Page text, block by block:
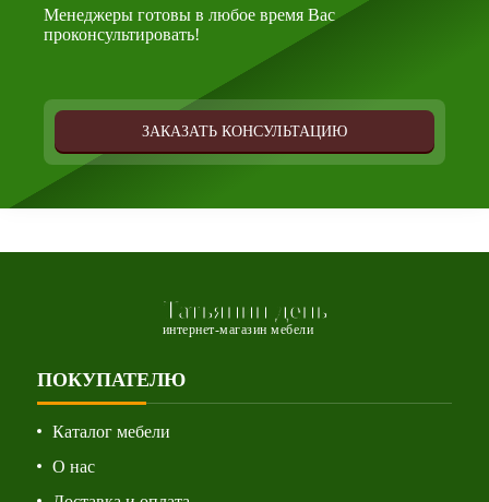
Менеджеры готовы в любое время Вас
проконсультировать!
ЗАКАЗАТЬ КОНСУЛЬТАЦИЮ
Татьянин день
интернет-магазин мебели
ПОКУПАТЕЛЮ
Каталог мебели
О нас